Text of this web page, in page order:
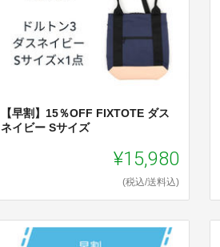
【早割】15％OFF FIXTOTE ダス
ネイビー Sサイズ
¥15,980
(税込/送料込)